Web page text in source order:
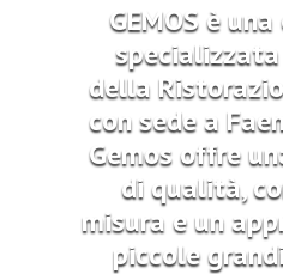
GEMOS è
della
con sede a
Gemos offre
di qualità,
misura e un
piccole